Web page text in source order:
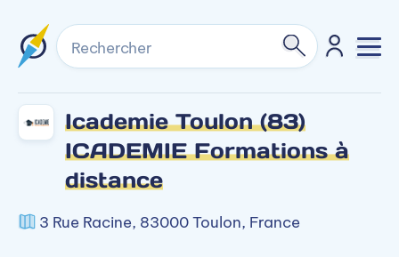
Rechercher
Icademie Toulon (83)
ICADEMIE Formations à
distance
3 Rue Racine, 83000 Toulon, France